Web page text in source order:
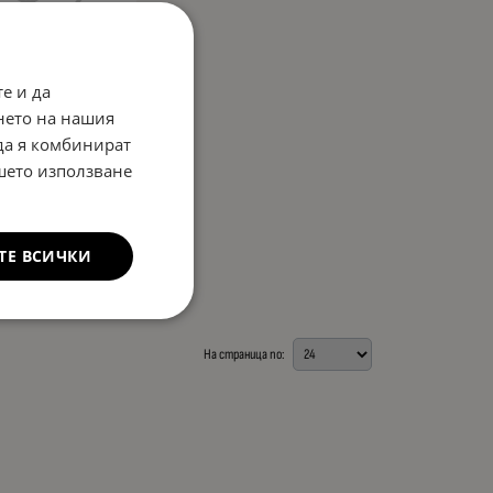
патерица за MINI
4x100x56,1 - 54см
€ 314.89 лв.
отвор:
На страница по:
и да
на нашия
я комбинират
използване
ВСИЧКИ